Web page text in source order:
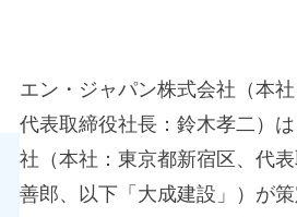
エン・ジャパン株式会社（本社
代表取締役社長：鈴木孝二）
社（本社：東京都新宿区、代
善郎、以下「大成建設」）が